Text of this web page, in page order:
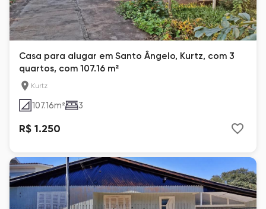
Casa para alugar em Santo Ângelo, Kurtz, com 3
quartos, com 107.16 m²
Kurtz
107.16m² 3
R$ 1.250